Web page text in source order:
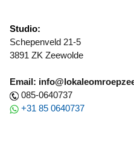
Studio:
Schepenveld 21-5
3891 ZK Zeewolde
Email:
085-0640737
+31 85 0640737